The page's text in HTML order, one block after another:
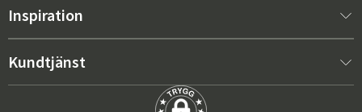
Inredning
Utemöbler
Om Hulténs
Säljavdelning
Inspiration
Bästsäljare
Trendspaning: Utemöbler 2026
Kundtjänst